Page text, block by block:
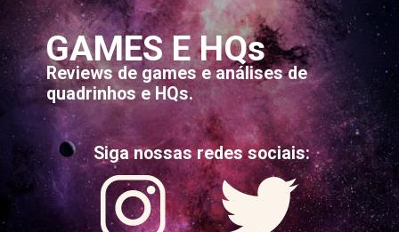
GAMES E HQs
Reviews de games e análises de
quadrinhos e HQs.
Siga nossas redes sociais: